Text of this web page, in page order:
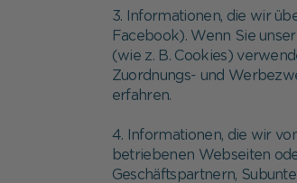
3. Informationen, die wir
Facebook). Wenn Sie
(wie z. B. Cookies)
Zuordnungs- und
erfahren.
4. Informationen, die wir
betriebenen Webseiten
Geschäftspartnern,